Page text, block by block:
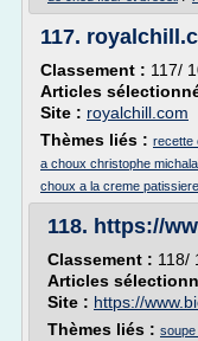
117.
Classement : 117/
Articles
Site : royalchill.com
Thèmes liés : recette
a choux christophe
choux a la creme
118. https://
Classement : 118/
Articles
Site : https://
Thèmes liés :